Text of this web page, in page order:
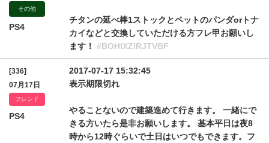
その他
PS4
チタンの延べ棒1ストックとペットのパンダorトナ
カイなどと交換していただける方フレ甲お願いし
ます！ #BOHlXZlRJTVBF
[336]
07月17日
フレンド
PS4
2017-07-17 15:32:45
表示期限切れ
やることないので建築進めて行きます。 一緒にで
きる方いたら是非お願いします。 基本平日は夜8
時から12時ぐらいで土日はいつでもできます。フ